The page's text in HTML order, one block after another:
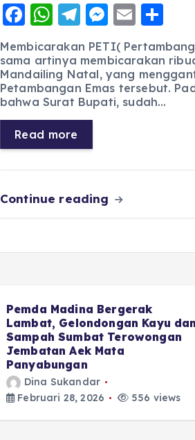
F
a
c
e
b
o
o
k
W
h
a
ts
A
p
p
T
el
e
g
r
a
m
M
e
ss
e
n
E
m
ai
l
h
a
re
Membicarakan PETI(
sama artinya membicarakan
Mandailing Natal, yang
Petambangan Emas tersebut.
bahwa Surat Bupati, sudah…
Read more
Continue reading
Pemda Madina Bergerak
Lambat, Gelondongan Kayu dan
Sampah Sumbat Terowongan
Jembatan Aek Mata
Panyabungan
Dina Sukandar
Februari 28, 2026
556 views